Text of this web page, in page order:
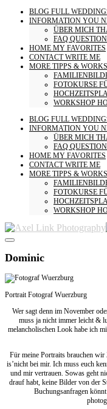
BLOG FULL
INFORMATION YOU
ÜBER MICH
FAQ
HOME MY FAVORITES
CONTACTWRITE ME
MORE TIPPS &
FOTOKURSE
WORKSHOP
BLOG FULL
INFORMATION YOU
ÜBER MICH
FAQ
HOME MY FAVORITES
CONTACTWRITE ME
MORE TIPPS &
FOTOKURSE
WORKSHOP
Dominic
Portrait Fotograf Wuerzburg
Wer sagt denn im November
muss ja nicht immer leicht &
melancholischen Look habe ich
Für meine Portraits brauchen
is’nicht bei mir. Ich muss euch
und mir vertrauen. Sowas geht
drauf habt, keine Bilder von der
Buchungsanfragen